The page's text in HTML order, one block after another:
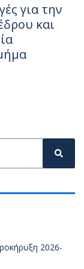
για την
και
2026-